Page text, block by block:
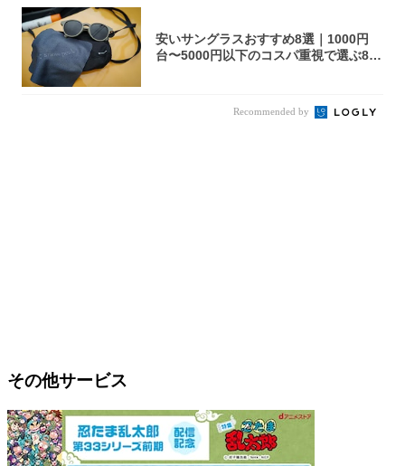
安いサングラスおすすめ8選｜1000円
台〜5000円以下のコスパ重視で選ぶ8本
Recommended by
その他サービス